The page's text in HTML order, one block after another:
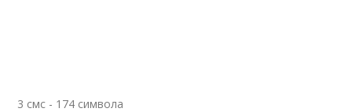
3 смс - 174 символа